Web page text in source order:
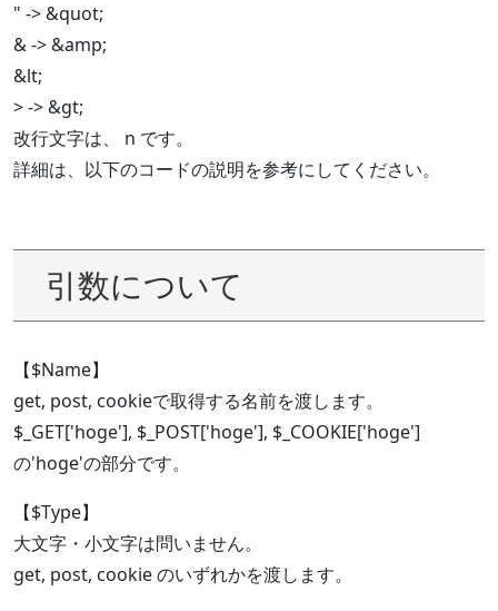
" -> &quot;
& -> &amp;
&lt;
> -> &gt;
改行文字は、 n です。
詳細は、以下のコードの説明を参考にしてください。
引数について
【$Name】
get, post, cookieで取得する名前を渡します。
$_GET['hoge'], $_POST['hoge'], $_COOKIE['hoge']
の'hoge'の部分です。
【$Type】
大文字・小文字は問いません。
get, post, cookie のいずれかを渡します。